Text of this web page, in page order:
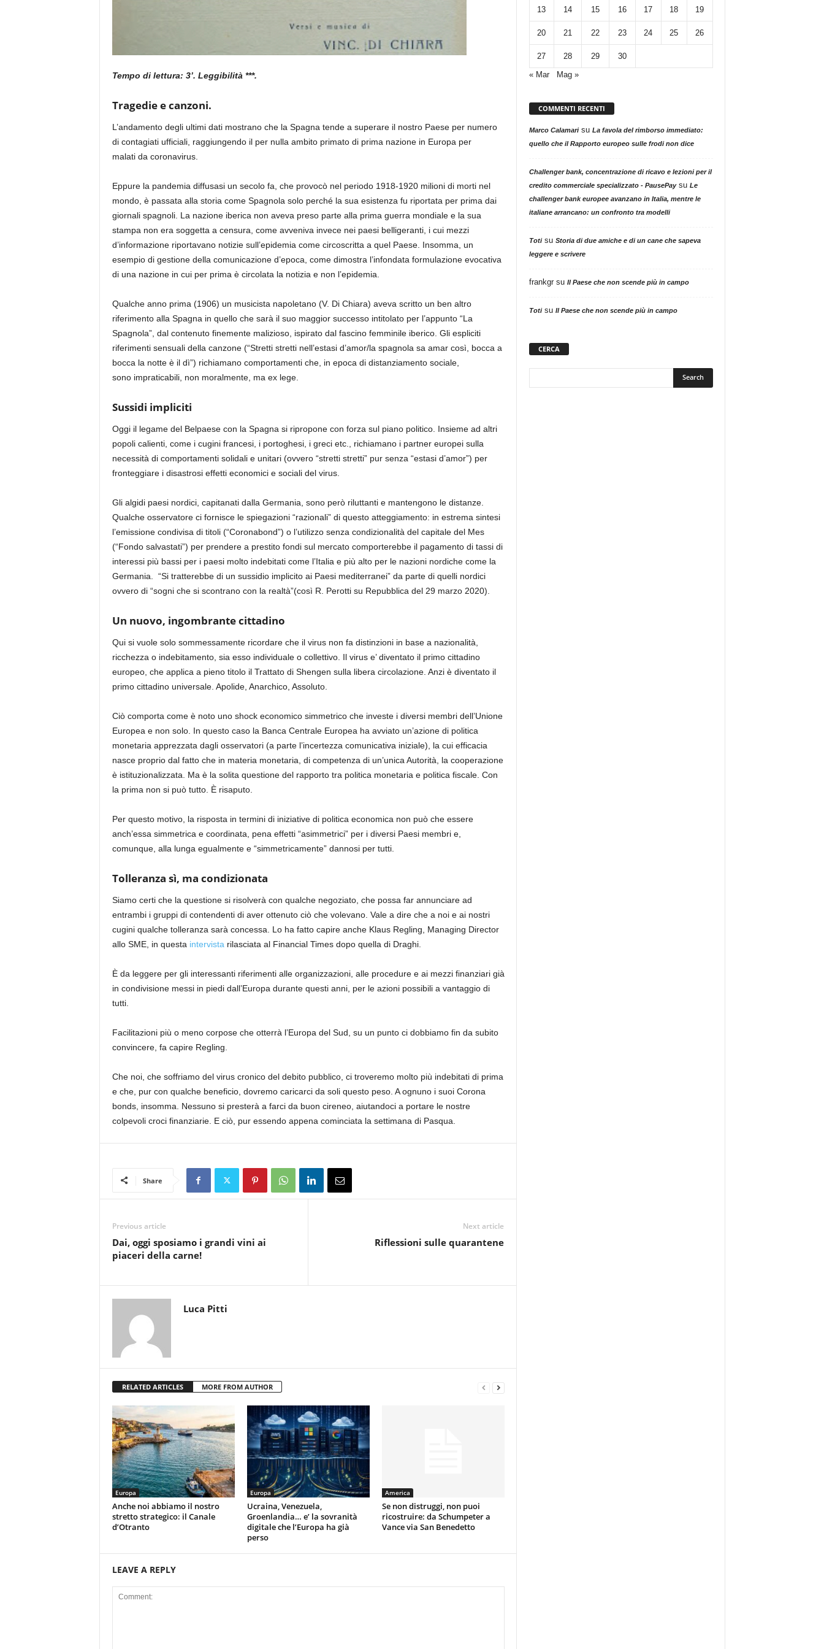
Tempo di lettura: 3’. Leggibilità ***.
Tragedie e canzoni.
L’andamento degli ultimi dati mostrano chela Spagna tende a superareil nostro Paese per numero
di contagiatiufficiali, raggiungendo il per nulla ambito primato di prima nazione in Europa per
malatida coronavirus.
Eppure la pandemia diffusasiun secolo fa che provocònel periodo 1918-1920 milioni di morti nel
mondo, è passata alla storia come Spagnola solo perché la sua esistenza fu riportata per prima dai
giornali spagnoli. La nazione iberica non aveva preso parte alla prima guerra mondiale e la sua
stampa non era soggetta a censura, come avveniva invece nei paesi belligeranti, icuimezzi
d’informazione riportavanonotizie sull’epidemia come circoscritta a quel Paese. Insomma, un
esempio di gestione della comunicazione d’epoca , come dimostra l’infondata formulazione evocativa
di una nazione in cui per prima è circolata la notizia e non l’epidemia
Qualche anno prima (1906) un musicista napoletano(V. Di Chiara) aveva scritto un ben altro
riferimento alla Spagna in quello che sarà il suo maggior successo intitolato per l’appunto “La
Spagnola”, dal contenuto finementemalizioso, ispirato dal fascinofemminile iberico. Gliespliciti
riferimenti sensuali della canzone (“Stretti stretti nell’estasid’amor/la spagnola sa amar così, bocca a
bocca la notte è il dì”) richiamano comportamenti che, in epoca di distanziamento sociale,
sono impraticabili, non moralmente, ma ex lege.
Sussidi impliciti
Oggi il legame del Belpaese con la Spagna si riproponecon forza sul piano politico. Insieme ad altri
popoli calienti, come i cugini francesi, i portoghesi, i greci etc., richiamano ipartner europei sulla
necessità di comportamenti solidali e unitari(ovvero “stretti stretti” pur senza “estasi d’amor”) per
fronteggiarei disastrosi effetti economici e sociali del virus.
Gli algidi paesi nordici, capitanati dalla Germania, sono però riluttanti e mantengono le distanze.
Qualche osservatoreci fornisce le spiegazioni “razionali” di questo atteggiamento: in estrema sintesi
l’emissione condivisa di titoli (“Coronabond”) o l’utilizzo senza condizionalità delcapitale del Mes
(“Fondo salvastati”) per prendere a prestito fondi sul mercato comporterebbe il pagamento di tassi di
interessi più bassi per i paesi moltoindebitaticome l’Italia e più alto per le nazioni nordiche come la
Germania. “Si tratterebbe di un sussidio implicito ai Paesi mediterranei” da parte di quelli nordici
ovvero di “sogni che si scontrano con la realtà”(così R. Perotti su Repubblica del 29 marzo 2020).
Un nuovo, ingombrante cittadino
Qui si vuole solo sommessamente ricordare che il virus non fa distinzioni in base a nazionalità,
ricchezza o indebitamento, sia esso individuale o collettivo. Il virus e’ diventato il primo cittadino
europeo, che applica a pieno titolo il Trattato di Shengen sulla libera circolazione. Anzi è diventato il
primo cittadino universale. Apolide, Anarchico, Assoluto.
Ciò comporta come è noto uno shock economico simmetricoche investe i diversi membri dell’Unione
Europea e non solo. In questo caso la Banca Centrale Europea ha avviato un’azione di politica
monetaria apprezzata dagli osservatori (a parte l’incertezza comunicativa iniziale), la cui efficacia
nasce proprio dal fatto che in materia monetaria di competenza di un’unica Autorità
la cooperazione
è istituzionalizzata . Ma è la solita questione del rapporto tra politica monetaria e politica fiscale. Con
la prima non si può tutto. È risaputo.
Per questo motivo, la risposta in termini di iniziative di politica economica non può che essere
anch’essa simmetrica e coordinata, pena effetti “asimmetrici”per i diversi Paesi membrie,
comunque, alla lunga egualmente e “simmetricamente”dannosi per tutti.
Tolleranza sì, ma condizionata
Siamo certi che la questione si risolverà con qualche negoziato, che possa far annunciare ad
entrambi i gruppi di contendenti di aver ottenuto ciò che volevano. Vale a dire che a noi e ai nostri
cugini qualche tolleranza sarà concessa. Lo ha fatto capire anche Klaus Regling, Managing Director
allo SME, in questa intervista rilasciata al Financial Times dopo quella di Draghi.
È da leggere per gli interessanti riferimenti alle organizzazioni, alle procedure e ai mezzi finanziari già
in condivisione messi in piedi dall’Europa durante questi anni, per le azioni possibili a vantaggio di
tutti.
Facilitazioni più o meno corpose che otterrà l’Europa del Sud, su un punto ci dobbiamo fin da subito
convincere, fa capire Regling.
Che noi, che soffriamo del virus cronico del debito pubblico, ci troveremo molto più indebitati di prima
e che, pur con qualche beneficio, dovremo caricarci da soli questo peso. A ognuno i suoi Corona
bonds, insomma. Nessuno si presterà a farci da buon cireneo, aiutandoci a portare le nostre
colpevoli croci finanziarie. E ciò, pur essendo appena cominciata la settimana di Pasqua.
Share
Previous article
Dai, oggi sposiamo i grandi vini ai
piaceri della carne!
Next article
Riflessioni sulle quarantene
Luca Pitti
RELATED ARTICLES MORE FROM AUTHOR
Europa
Anche noi abbiamo il nostro
stretto strategico: il Canale
d’Otranto
Europa
Ucraina, Venezuela,
Groenlandia… e’ la sovranità
digitale che l’Europa ha già
perso
America
Se non distruggi, non puoi
ricostruire: da Schumpeter a
Vance via San Benedetto
LEAVE A REPLY
13 14 15 16 17 18 19
20 21 22 23 24 25 26
27 28 29
30
« Mar
Mag »
COMMENTI RECENTI
Marco Calamarisu La favola del rimborso immediato:
quello che il Rapporto europeo sulle frodi non dice
Challenger bank, concentrazione di ricavo e lezioni per il
credito commerciale specializzato - PausePaysu Le
challenger bank europee avanzano in Italia, mentre le
italiane arrancano: un confronto tra modelli
Totisu Storia di due amiche e di un cane che sapeva
leggere e scrivere
frankgrsu Il Paese che non scende più in campo
Totisu Il Paese che non scende più in campo
CERCA